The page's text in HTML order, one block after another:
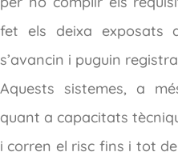
fet els deixa exposats
s’avancin i puguin
Aquests sistemes, a
quant a capacitats
i corren el risc fins i tot